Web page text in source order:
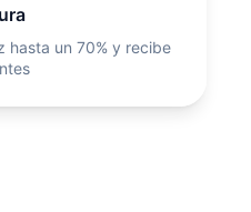
hasta un 70% y recibe